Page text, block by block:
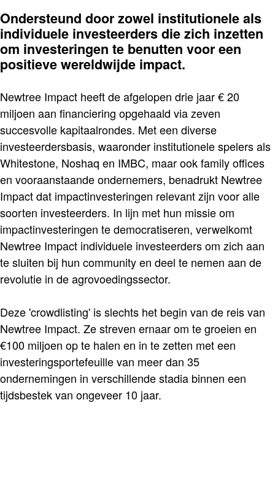
Ondersteund door zowel institutionele als
individuele investeerders die zich inzetten
om investeringen te benutten voor een
positieve wereldwijde impact.
Newtree Impact heeft de afgelopen drie jaar € 20
miljoen aan financiering opgehaald via zeven
succesvolle kapitaalrondes. Met een diverse
investeerdersbasis, waaronder institutionele spelers als
Whitestone, Noshaq en IMBC, maar ook family offices
en vooraanstaande ondernemers, benadrukt Newtree
Impact dat impactinvesteringen relevant zijn voor alle
soorten investeerders. In lijn met hun missie om
impactinvesteringen te democratiseren, verwelkomt
Newtree Impact individuele investeerders om zich aan
te sluiten bij hun community en deel te nemen aan de
revolutie in de agrovoedingssector.
Deze 'crowdlisting' is slechts het begin van de reis van
Newtree Impact. Ze streven ernaar om te groeien en
€100 miljoen op te halen en in te zetten met een
investeringsportefeuille van meer dan 35
ondernemingen in verschillende stadia binnen een
tijdsbestek van ongeveer 10 jaar.